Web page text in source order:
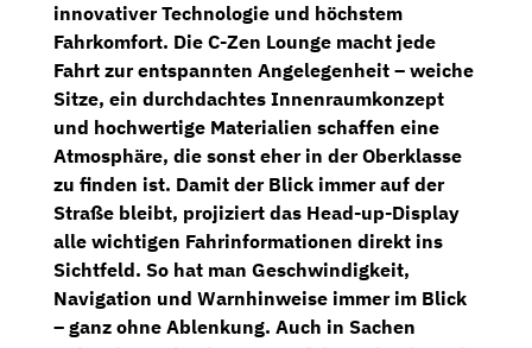
innovativer Technologie und höchstem
Fahrkomfort. Die C-Zen Lounge macht jede
Fahrt zur entspannten Angelegenheit – weiche
Sitze, ein durchdachtes Innenraumkonzept
und hochwertige Materialien schaffen eine
Atmosphäre, die sonst eher in der Oberklasse
zu finden ist. Damit der Blick immer auf der
Straße bleibt, projiziert das Head-up-Display
alle wichtigen Fahrinformationen direkt ins
Sichtfeld. So hat man Geschwindigkeit,
Navigation und Warnhinweise immer im Blick
– ganz ohne Ablenkung. Auch in Sachen